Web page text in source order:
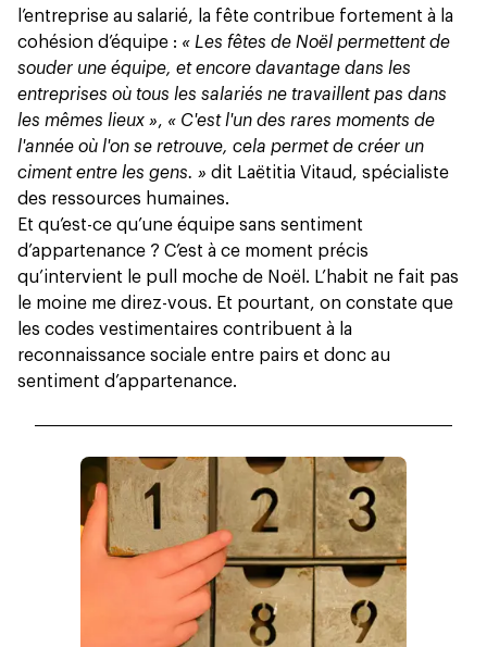
l’entreprise au salarié, la fête contribue fortement à la
cohésion d’équipe : « Les fêtes de Noël permettent de
souder une équipe, et encore davantage dans les
entreprises où tous les salariés ne travaillent pas dans
les mêmes lieux », « C'est l'un des rares moments de
l'année où l'on se retrouve, cela permet de créer un
ciment entre les gens. » dit Laëtitia Vitaud, spécialiste
des ressources humaines.
Et qu’est-ce qu’une équipe sans sentiment
d’appartenance ? C’est à ce moment précis
qu’intervient le pull moche de Noël. L’habit ne fait pas
le moine me direz-vous. Et pourtant, on constate que
les codes vestimentaires contribuent à la
reconnaissance sociale entre pairs et donc au
sentiment d’appartenance.